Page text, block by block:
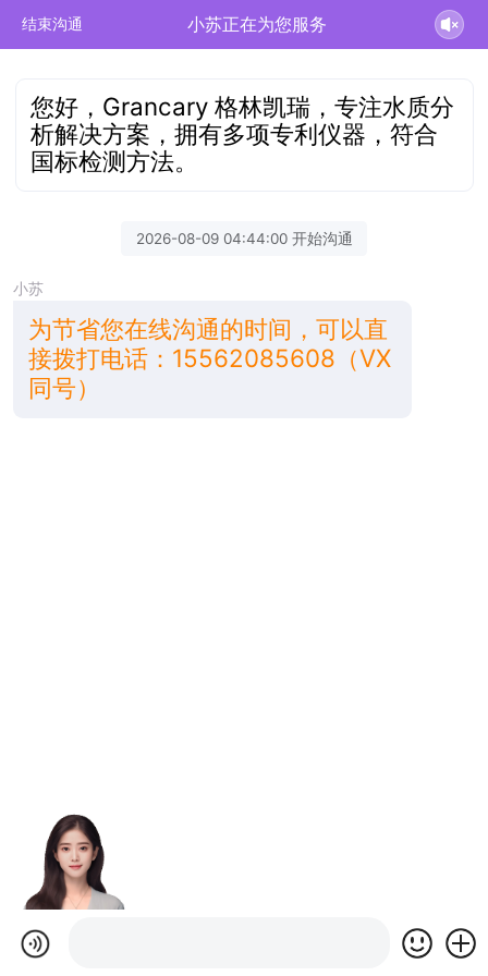
结束沟通 小苏正在为您服务
您好，Grancary 格林凯瑞，专注水质分
析解决方案，拥有多项专利仪器，符合
国标检测方法。
2026-08-09 04:44:00 开始沟通
小苏
为节省您在线沟通的时间，可以直
接拨打电话：15562085608（VX
同号）